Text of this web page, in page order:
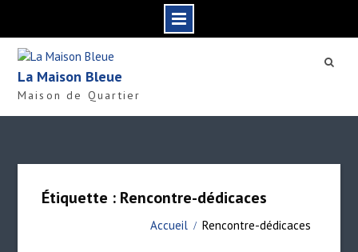
t
La Maison Bleue
Maison de Quartier
Étiquette : Rencontre-dédicaces
Accueil Rencontre-dédicaces